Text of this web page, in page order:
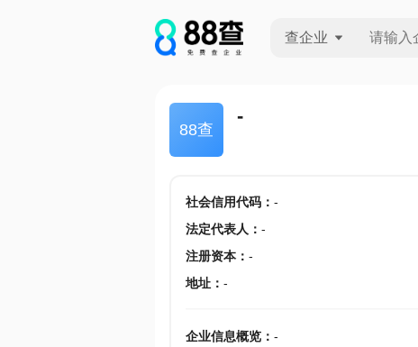
查企业
88查
-
社会信用代码： -
法定代表人 ： -
注册资本： -
地址： -
企业信息概览： -